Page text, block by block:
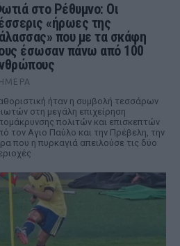
στο Ρέθυμνο: Οι
«ήρωες της
που με τα σκάφη
έσωσαν πάνω από 100
ήταν η συμβολή τεσσάρων
στη μεγάλη επιχείρηση
πολιτών και επισκεπτών
τον Αγιο Παύλο και την Πρέβελη, την
που η πυρκαγιά απειλούσε τις δύο